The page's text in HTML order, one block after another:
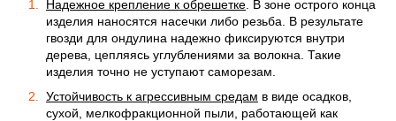
Надежное крепление к обрешетке. В зоне острого конца
изделия наносятся насечки либо резьба. В результате
гвозди для ондулина надежно фиксируются внутри
дерева, цепляясь углублениями за волокна. Такие
изделия точно не уступают саморезам.
Устойчивость к агрессивным средам в виде осадков,
сухой, мелкофракционной пыли, работающей как